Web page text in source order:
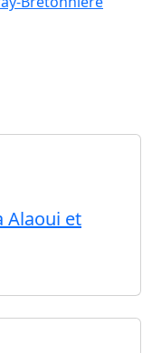
Alaoui et